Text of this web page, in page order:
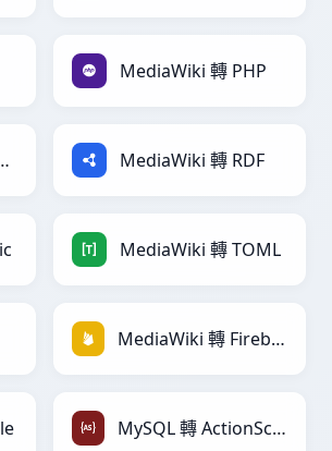
MediaWiki 轉 PHP
MediaWiki 轉 RDF
MediaWiki 轉 TOML
MediaWiki 轉 Firebase
MySQL 轉 ActionScript